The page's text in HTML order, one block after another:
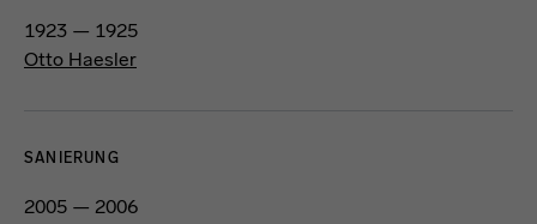
1923 — 1925
Otto Haesler
SANIERUNG
2005 — 2006